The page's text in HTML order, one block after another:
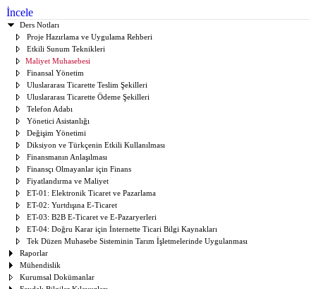
İncele
Ders Notları
Proje Hazırlama ve Uygulama Rehberi
Etkili Sunum Teknikleri
Maliyet Muhasebesi
Finansal Yönetim
Uluslararası Ticarette Teslim Şekilleri
Uluslararası Ticarette Ödeme Şekilleri
Telefon Adabı
Yönetici Asistanlığı
Değişim Yönetimi
Diksiyon ve Türkçenin Etkili Kullanılması
Finansmanın Anlaşılması
Finansçı Olmayanlar için Finans
Fiyatlandırma ve Maliyet
ET-01: Elektronik Ticaret ve Pazarlama
ET-02: Yurtdışına E-Ticaret
ET-03: B2B E-Ticaret ve E-Pazaryerleri
ET-04: Doğru Karar için İnternette Ticari Bilgi Kaynakları
Tek Düzen Muhasebe Sisteminin Tarım İşletmelerinde Uygulanması
Raporlar
Mühendislik
Kurumsal Dokümanlar